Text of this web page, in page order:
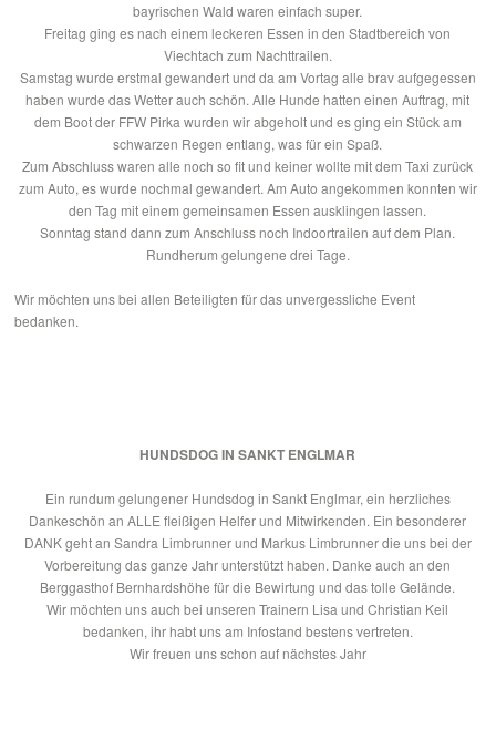
bayrischen Wald waren einfach super.
Freitag ging es nach einem leckeren Essen in den Stadtbereich von
Viechtach zum Nachttrailen.
Samstag wurde erstmal gewandert und da am Vortag alle brav aufgegessen
haben wurde das Wetter auch schön. Alle Hunde hatten einen Auftrag, mit
dem Boot der FFW Pirka wurden wir abgeholt und es ging ein Stück am
schwarzen Regen entlang, was für ein Spaß.
Zum Abschluss waren alle noch so fit und keiner wollte mit dem Taxi zurück
zum Auto, es wurde nochmal gewandert. Am Auto angekommen konnten wir
den Tag mit einem gemeinsamen Essen ausklingen lassen.
Sonntag stand dann zum Anschluss noch Indoortrailen auf dem Plan.
Rundherum gelungene drei Tage.
Wir möchten uns bei allen Beteiligten für das unvergessliche Event
bedanken.
HUNDSDOG IN SANKT ENGLMAR
Ein rundum gelungener Hundsdog in Sankt Englmar, ein herzliches
Dankeschön an ALLE fleißigen Helfer und Mitwirkenden. Ein besonderer
DANK geht an Sandra Limbrunner und Markus Limbrunner die uns bei der
Vorbereitung das ganze Jahr unterstützt haben. Danke auch an den
Berggasthof Bernhardshöhe für die Bewirtung und das tolle Gelände.
Wir möchten uns auch bei unseren Trainern Lisa und Christian Keil
bedanken, ihr habt uns am Infostand bestens vertreten.
Wir freuen uns schon auf nächstes Jahr